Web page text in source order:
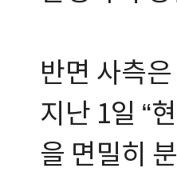
반면 사측
지난 1일 “
을 면밀히